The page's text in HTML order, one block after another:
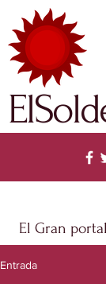
El Gran
Entrada